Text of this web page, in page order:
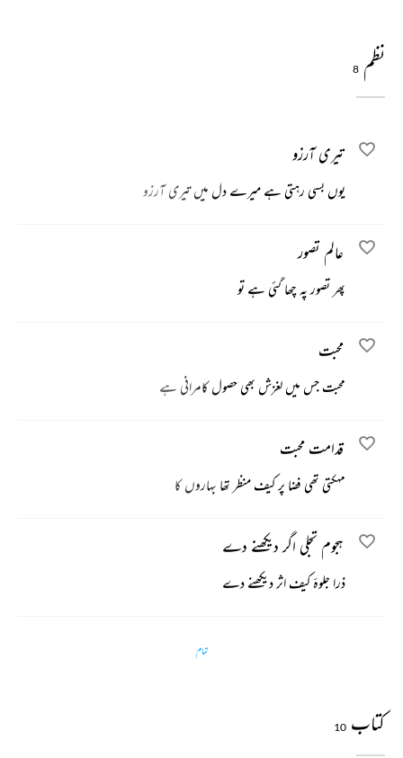
نظم 8
تیری آرزو
یوں بسی رہتی ہے میرے دل میں تیری آرزو
عالم تصور
پھر تصور پہ چھا گئی ہے تو
محبت
محبت جس میں لغزش بھی حصول کامرانی ہے
قدامت محبت
مہکتی تھی فضا پر کیف منظر تھا بہاروں کا
ہجوم تجلی اگر دیکھنے دے
ذرا جلوۂ کیف اثر دیکھنے دے
تمام
کتاب 10